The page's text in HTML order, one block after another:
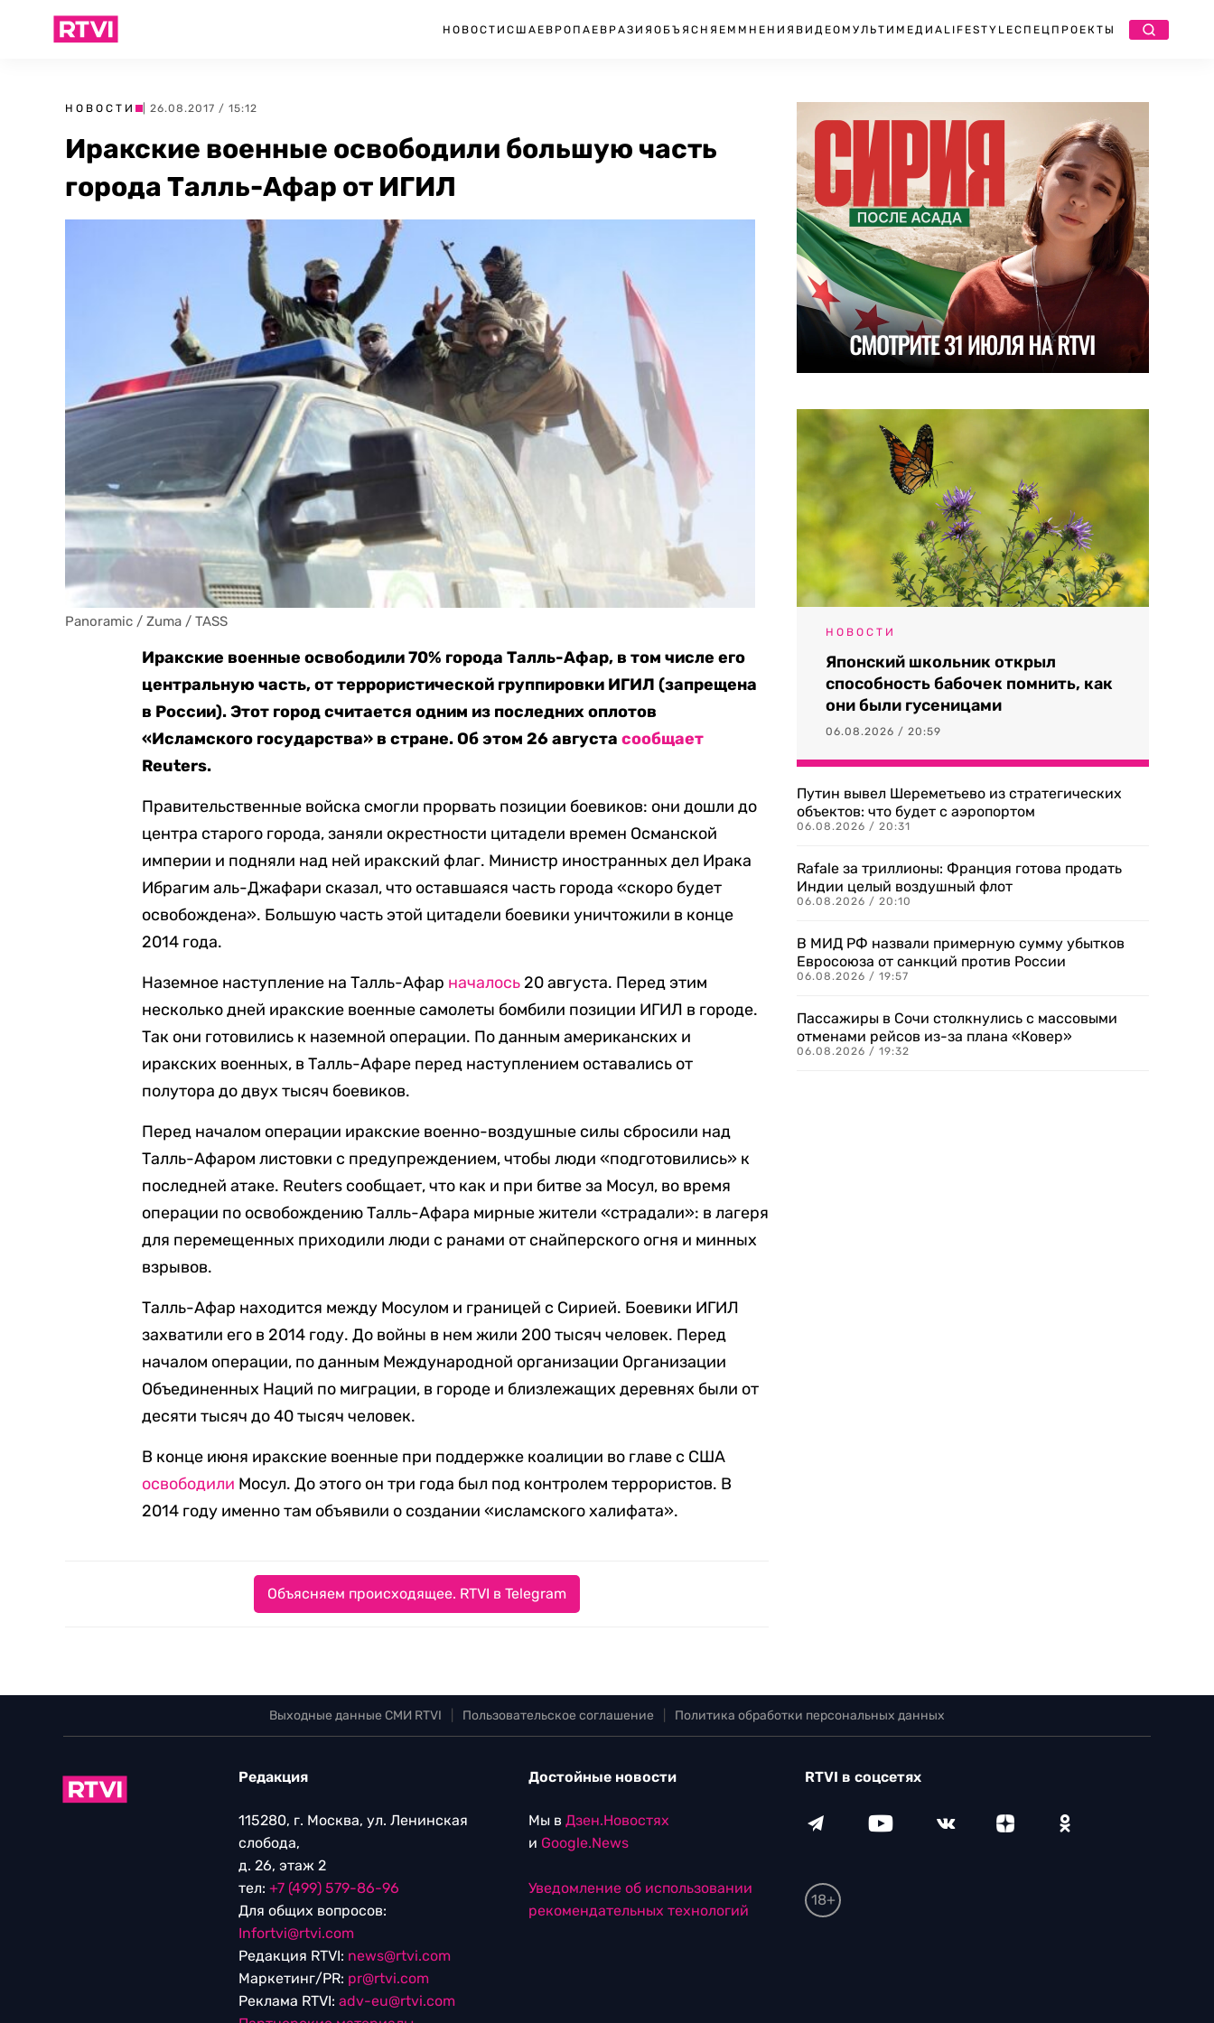
НОВОСТИ США ЕВРОПА ЕВРАЗИЯ ОБЪЯСНЯЕМ МНЕНИЯ ВИДЕО МУЛЬТИМЕДИА LIFESTYLEСПЕЦПРОЕКТЫ
НОВОСТИ | 26.08.2017 / 15:12
Иракские военные освободили большую часть
города Талль-Афар от ИГИЛ
Panoramic / Zuma / TASS
Иракские военные освободили 70% города Талль-Афар, в том числе его
центральную часть, от террористической группировки ИГИЛ (запрещена
в России). Этот город считается одним из последних оплотов
«Исламского государства» в стране. Об этом 26 августасообщает
Reuters.
Правительственные войска смогли прорвать позиции боевиков: они дошли до
центра старого города, заняли окрестности цитадели времен Османской
империи и подняли над ней иракский флаг. Министр иностранных дел Ирака
Ибрагим аль-Джафари сказал, что оставшаяся часть города «скоро будет
освобождена». Большую часть этой цитадели боевики уничтожили в конце
2014 года.
Наземное наступление на Талль-Афар началось20 августа. Перед этим
несколько дней иракские военные самолеты бомбили позиции ИГИЛ в городе.
Так они готовились к наземной операции. По данным американских и
иракских военных, в Талль-Афаре перед наступлением оставались от
полутора до двух тысяч боевиков.
Перед началом операции иракские военно-воздушные силы сбросили над
Талль-Афаром листовки с предупреждением, чтобы люди «подготовились» к
последней атаке. Reuters сообщает, что как и при битве за Мосул, во время
операции по освобождению Талль-Афара мирные жители «страдали»: в лагеря
для перемещенных приходили люди с ранами от снайперского огня и минных
взрывов.
Талль-Афар находится между Мосулом и границей с Сирией. Боевики ИГИЛ
захватили его в 2014 году. До войны в нем жили 200 тысяч человек. Перед
началом операции, по данным Международной организации Организации
Объединенных Наций по миграции, в городе и близлежащих деревнях были от
десяти тысяч до 40 тысяч человек.
В конце июня иракские военные при поддержке коалиции во главе с США
освободили Мосул. До этого он три года был под контролем террористов. В
2014 году именно там объявили о создании «исламского халифата».
Объясняем происходящее. RTVI в Telegram
НОВОСТИ
Японский школьник открыл
способность бабочек помнить, как
они были гусеницами
06.08.2026 / 20:59
Путин вывел Шереметьево из стратегических
объектов: что будет с аэропортом
06.08.2026 / 20:31
Rafale за триллионы: Франция готова продать
Индии целый воздушный флот
06.08.2026 / 20:10
В МИД РФ назвали примерную сумму убытков
Евросоюза от санкций против России
06.08.2026 / 19:57
Пассажиры в Сочи столкнулись с массовыми
отменами рейсов из-за плана «Ковер»
06.08.2026 / 19:32
Выходные данные СМИ RTVI Пользовательское соглашение Политика обработки персональных данных
Редакция
115280, г. Москва, ул. Ленинская
слобода,
д. 26, этаж 2
тел: +7 (499) 579-86-96
Для общих вопросов:
Infortvi@rtvi.com
Редакция RTVI: news@rtvi.com
Маркетинг/PR: pr@rtvi.com
Реклама RTVI: adv-eu@rtvi.com
Достойные новости
Мы в Дзен.Новостях
и Google.News
Уведомление об использовании
рекомендательных технологий
RTVI в соцсетях
18+